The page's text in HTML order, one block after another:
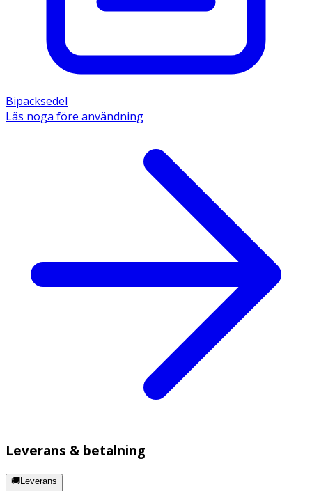
Bipacksedel
Läs noga före användning
Leverans & betalning
🚚Leverans